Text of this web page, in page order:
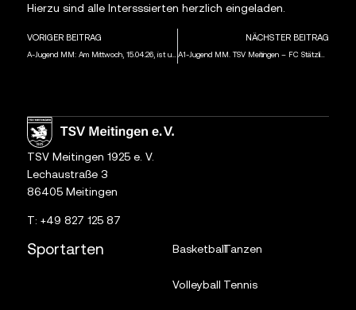
Hierzu sind alle Intersssierten herzlich eingeladen.
VORIGER BEITRAG
A-Jugend MM: Am Mittwoch, 15.04.26, ist um 18 Uhr der FC Stätzling auf der Sportanlage des TSV Herbertshofen zu Gast
NÄCHSTER BEITRAG
A1-Jugend MM. TSV Meitingen – FC Stätzling 3:2 (1:1)
TSV Meitingen 1925 e. V.
Lechaustraße 3
86405 Meitingen
T: +49 827 125 87
Sportarten Basketball
Volleyball
Tanzen
Tennis